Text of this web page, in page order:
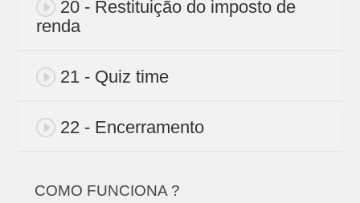
20 - Restituição do imposto de
renda
21 - Quiz time
22 - Encerramento
COMO FUNCIONA ?